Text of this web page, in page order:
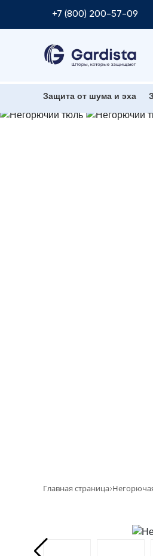
+7 (800) 200-57-09
Защита от шума и эха
Главная страница